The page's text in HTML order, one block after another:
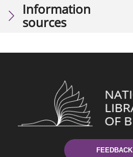
Information
sources
FEEDBACK